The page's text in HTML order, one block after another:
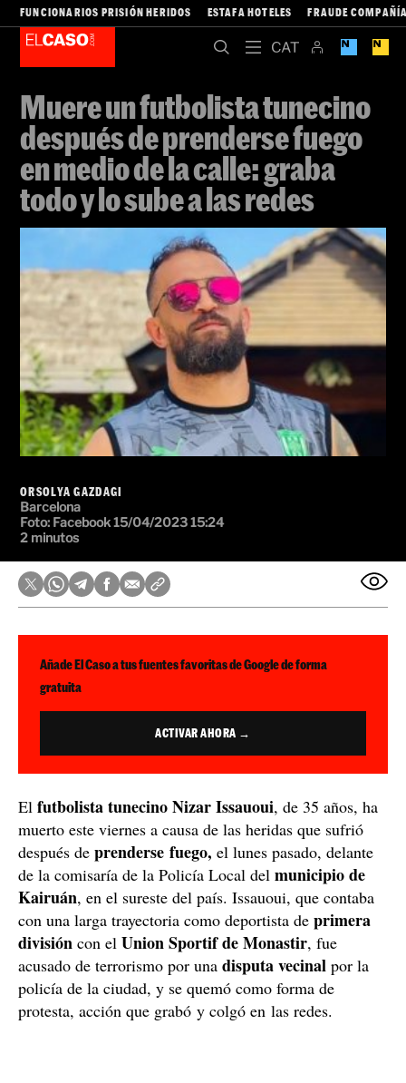
FUNCIONARIOS PRISIÓN HERIDOS ESTAFA HOTELES FRAUDE
Muere un futbolista tunecino
después de prenderse fuego
en medio de la calle: graba
todo y lo sube a las redes
ORSOLYA GAZDAGI
Barcelona
Foto: Facebook15/04/2023 15:24
2 minutos
Añade El Caso a tus fuentes favoritas de Google de forma
gratuita
ACTIVAR AHORA →
El futbolista tunecino Nizar Issauoui, de 35 años, ha
muerto este viernes a causa de las heridas que sufrió
después de prenderse fuego, el lunes pasado, delante
de la comisaría de la Policía Local del municipio de
Kairuán, en el sureste del país. Issauoui, que contaba
con una larga trayectoria como deportista de primera
división con el Union Sportif de Monastir, fue
acusado de terrorismo por una disputa vecinal por la
policía de la ciudad, y se quemó como forma de
protesta, acción que grabó y colgó en las redes.